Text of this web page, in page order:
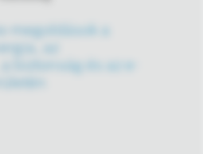
megoldások a
az
biztonság és az e-